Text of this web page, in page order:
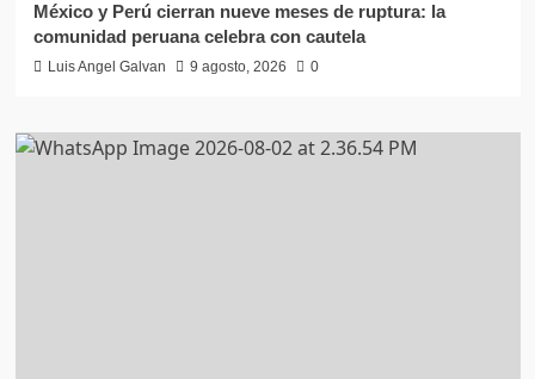
México y Perú cierran nueve meses de ruptura: la
comunidad peruana celebra con cautela
Luis Angel Galvan 9 agosto, 2026 0